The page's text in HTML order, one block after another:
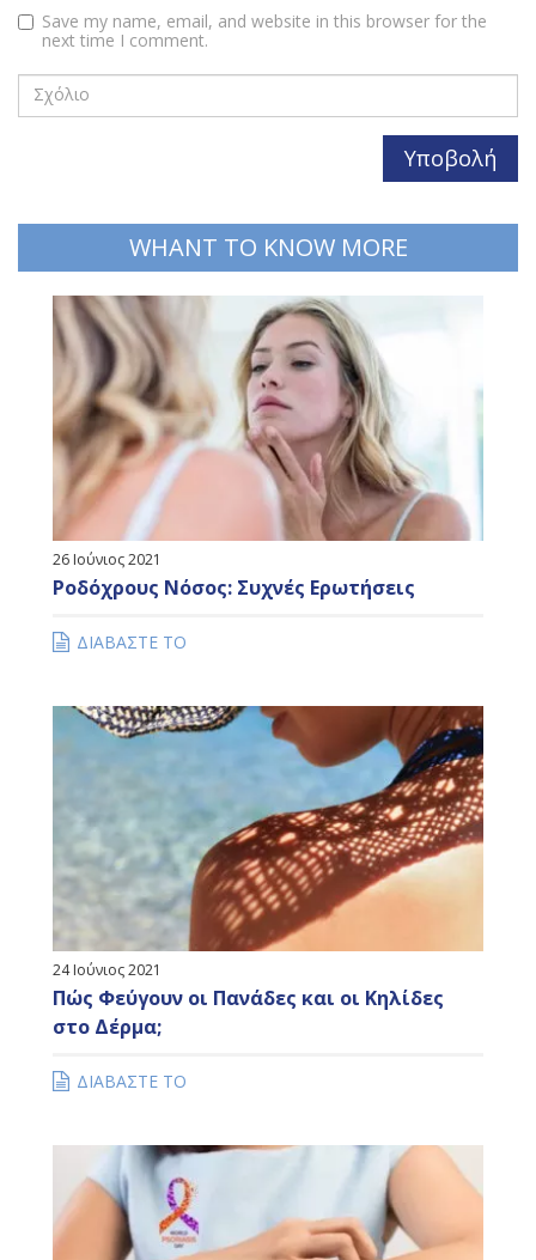
Save my name, email, and website in this browser for the
next time I comment.
WHANT TO KNOW MORE
26 Ιούνιος 2021
Ροδόχρους Νόσος: Συχνές Ερωτήσεις
ΔΙΑΒΑΣΤΕ ΤΟ
24 Ιούνιος 2021
Πώς Φεύγουν οι Πανάδες και οι Κηλίδες
στο Δέρμα;
ΔΙΑΒΑΣΤΕ ΤΟ